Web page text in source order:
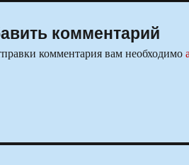
комментарий
комментария вам необходимо